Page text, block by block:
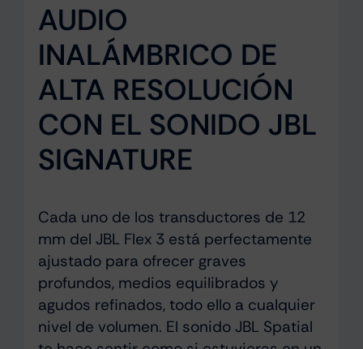
AUDIO
INALÁMBRICO DE
ALTA RESOLUCIÓN
CON EL SONIDO JBL
SIGNATURE
Cada uno de los transductores de 12
mm del JBL Flex 3 está perfectamente
ajustado para ofrecer graves
profundos, medios equilibrados y
agudos refinados, todo ello a cualquier
nivel de volumen. El sonido JBL Spatial